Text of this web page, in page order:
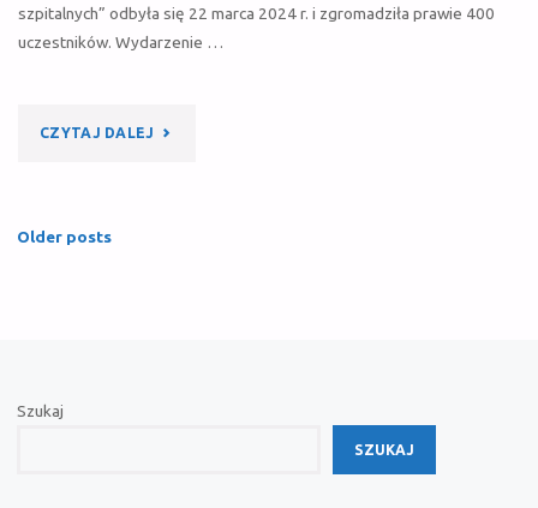
szpitalnych” odbyła się 22 marca 2024 r. i zgromadziła prawie 400
uczestników. Wydarzenie …
CZYTAJ DALEJ "PODSUMOWANIE
Older posts
Szukaj
SZUKAJ